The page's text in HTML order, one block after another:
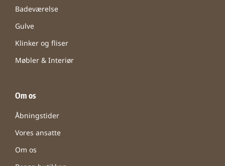
Badeværelse
Gulve
Klinker og fliser
Møbler & Interiør
Om os
Åbningstider
Vores ansatte
Om os